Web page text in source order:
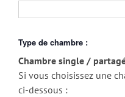
Type de chambre :
Chambre single /
Si vous choisissez une
ci-dessous :